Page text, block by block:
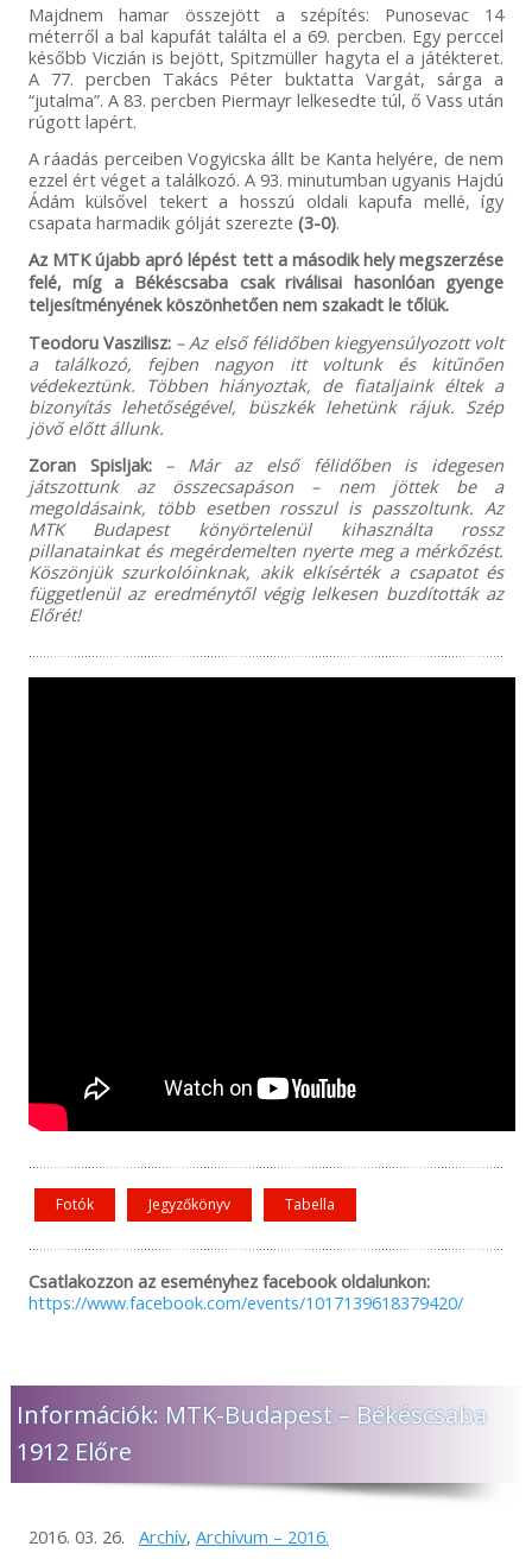
Majdnem hamar összejött a szépítés: Punosevac 14
méterről a bal kapufát találta el a 69. percben. Egy perccel
később Viczián is bejött, Spitzmüller hagyta el a játékteret.
A 77. percben Takács Péter buktatta Vargát, sárga a
“jutalma”. A 83. percben Piermayr lelkesedte túl, ő Vass után
rúgott lapért.
A ráadás perceiben Vogyicska állt be Kanta helyére, de nem
ezzel ért véget a találkozó. A 93. minutumban ugyanis Hajdú
Ádám külsővel tekert a hosszú oldali kapufa mellé, így
csapata harmadik gólját szerezte (3-0).
Az MTK újabb apró lépést tett a második hely megszerzése
felé, míg a Békéscsaba csak riválisai hasonlóan gyenge
teljesítményének köszönhetően nem szakadt le tőlük.
Teodoru Vaszilisz: – Az első félidőben kiegyensúlyozott volt
a találkozó, fejben nagyon itt voltunk és kitűnően
védekeztünk. Többen hiányoztak, de fiataljaink éltek a
bizonyítás lehetőségével, büszkék lehetünk rájuk. Szép
jövő előtt állunk.
Zoran Spisljak:
– Már az első félidőben is idegesen
játszottunk az összecsapáson – nem jöttek be a
megoldásaink, több esetben rosszul is passzoltunk. Az
MTK Budapest könyörtelenül kihasználta rossz
pillanatainkat és megérdemelten nyerte meg a mérkőzést.
Köszönjük szurkolóinknak, akik elkísérték a csapatot és
függetlenül az eredménytől végig lelkesen buzdították az
Előrét!
Fotók Jegyzőkönyv Tabella
Csatlakozzon az eseményhez facebook oldalunkon:
https://www.facebook.com/events/1017139618379420/
Információk: MTK-Budapest – Békéscsaba
1912 Előre
2016. 03. 26. Archív, Archívum – 2016.